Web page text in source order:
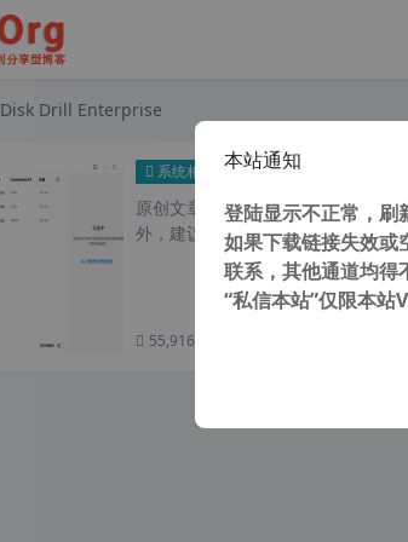
Disk Drill Enterprise
系统相关 Disk Drill Enterprise
原创文章，转载请注明： 转载自
外，建议避开晚上的访问高...
55,916 次浏览
本站通知
登陆显示不正常，刷
如果下载链接失效或
联系，其他通道均得
“私信本站”仅限本站